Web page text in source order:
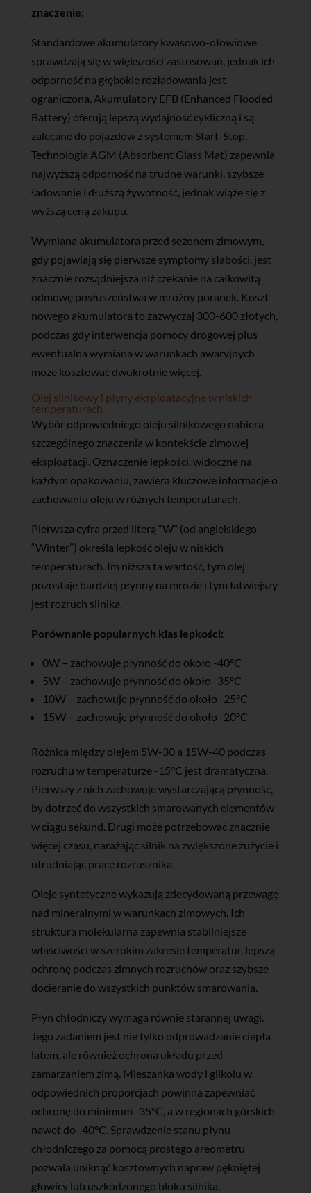
znaczenie:
Standardowe akumulatory kwasowo-ołowiowe
sprawdzają się w większości zastosowań, jednak ich
odporność na głębokie rozładowania jest
ograniczona. Akumulatory EFB (Enhanced Flooded
Battery) oferują lepszą wydajność cykliczną i są
zalecane do pojazdów z systemem Start-Stop.
Technologia AGM (Absorbent Glass Mat) zapewnia
najwyższą odporność na trudne warunki, szybsze
ładowanie i dłuższą żywotność, jednak wiąże się z
wyższą ceną zakupu.
Wymiana akumulatora przed sezonem zimowym,
gdy pojawiają się pierwsze symptomy słabości, jest
znacznie rozsądniejsza niż czekanie na całkowitą
odmowę posłuszeństwa w mroźny poranek. Koszt
nowego akumulatora to zazwyczaj 300-600 złotych,
podczas gdy interwencja pomocy drogowej plus
ewentualna wymiana w warunkach awaryjnych
może kosztować dwukrotnie więcej.
Olej silnikowy i płyny eksploatacyjne w niskich
temperaturach
Wybór odpowiedniego oleju silnikowego nabiera
szczególnego znaczenia w kontekście zimowej
eksploatacji. Oznaczenie lepkości, widoczne na
każdym opakowaniu, zawiera kluczowe informacje o
zachowaniu oleju w różnych temperaturach.
Pierwsza cyfra przed literą “W” (od angielskiego
“Winter”) określa lepkość oleju w niskich
temperaturach. Im niższa ta wartość, tym olej
pozostaje bardziej płynny na mrozie i tym łatwiejszy
jest rozruch silnika.
Porównanie popularnych klas lepkości:
0W – zachowuje płynność do około -40°C
5W – zachowuje płynność do około -35°C
10W – zachowuje płynność do około -25°C
15W – zachowuje płynność do około -20°C
Różnica między olejem 5W-30 a 15W-40 podczas
rozruchu w temperaturze -15°C jest dramatyczna.
Pierwszy z nich zachowuje wystarczającą płynność,
by dotrzeć do wszystkich smarowanych elementów
w ciągu sekund. Drugi może potrzebować znacznie
więcej czasu, narażając silnik na zwiększone zużycie i
utrudniając pracę rozrusznika.
Oleje syntetyczne wykazują zdecydowaną przewagę
nad mineralnymi w warunkach zimowych. Ich
struktura molekularna zapewnia stabilniejsze
właściwości w szerokim zakresie temperatur, lepszą
ochronę podczas zimnych rozruchów oraz szybsze
docieranie do wszystkich punktów smarowania.
Płyn chłodniczy wymaga równie starannej uwagi.
Jego zadaniem jest nie tylko odprowadzanie ciepła
latem, ale również ochrona układu przed
zamarzaniem zimą. Mieszanka wody i glikolu w
odpowiednich proporcjach powinna zapewniać
ochronę do minimum -35°C, a w regionach górskich
nawet do -40°C. Sprawdzenie stanu płynu
chłodniczego za pomocą prostego areometru
pozwala uniknąć kosztownych napraw pękniętej
głowicy lub uszkodzonego bloku silnika.